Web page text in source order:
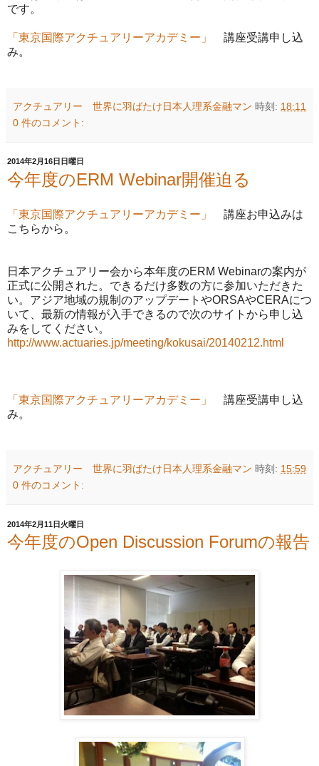
です。
「東京国際アクチュアリーアカデミー」 講座受講申し込
み。
アクチュアリー 世界に羽ばたけ日本人理系金融マン 時刻: 18:11
0 件のコメント:
2014年2月16日日曜日
今年度のERM Webinar開催迫る
「東京国際アクチュアリーアカデミー」
講座お申込みは
こちらから。
日本アクチュアリー会から本年度のERM Webinarの案内が
正式に公開された。できるだけ多数の方に参加いただきた
い。アジア地域の規制のアップデートやORSAやCERAにつ
いて、最新の情報が入手できるので次のサイトから申し込
みをしてください。
http://www.actuaries.jp/meeting/kokusai/20140212.html
「東京国際アクチュアリーアカデミー」
講座受講申し込
み。
アクチュアリー 世界に羽ばたけ日本人理系金融マン 時刻: 15:59
0 件のコメント:
2014年2月11日火曜日
今年度のOpen Discussion Forumの報告